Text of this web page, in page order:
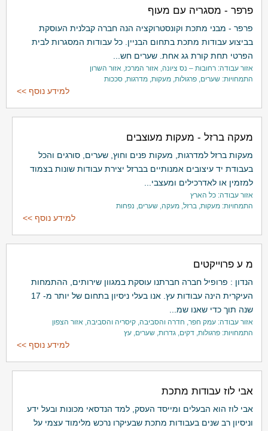
פרפר - מסגריה עם מעוף
פרפר - מבני מתכת וקונסטרוקציה הנה חברה קבלנית העוסקת
בביצוע עבודות מתכת בתחום הבניין. כל עבודות המסגרות לבית
הפרטי תחת קורת גג אחת. שערים חש...
אזור עבודה: רחובות – נס ציונה, אזור המרכז, אזור השרון
התמחויות: שערים, פרגולות, מעקות, מדרגות, סככות
למידע נוסף >>
מעקה ברזל - מעקות מעוצבים
מעקות ברזל למדרגות, מעקות פנים וחוץ, שערים, סורגים והכל
בעבודת יד עיצובים אמנותיים בברזל יצירת עבודות שונות בצמוד
למזמין או לאדרכילים ומעצבי...
אזור עבודה: כל הארץ
התמחויות: מעקות, ברזל, מעקה, שערים, נפחות
למידע נוסף >>
מ ע פרוייקטים
הנדון : פרופיל חברה חברתנו עוסקת במגוון שירותים, ההתמחות
העיקרית הינה עבודות עץ. אנו בעלי ניסיון בתחום של יותר מ- 17
שנה תוך כדי שאנו שמ...
אזור עבודה: עמק חפר, חדרה והסביבה, קיסריה והסביבה, אזור הצפון
התמחויות: פרגולות, דקים, גדרות, שערים, עץ
למידע נוסף >>
אבי לוז עבודות מתכת
אבי לוז הוא הבעלים ומייסד העסק, למד הנדסאי מכונות ובעל ידע
וניסיון רב שנים בעבודות מתכת שבעיקרו נרכש מלימוד עצמי על